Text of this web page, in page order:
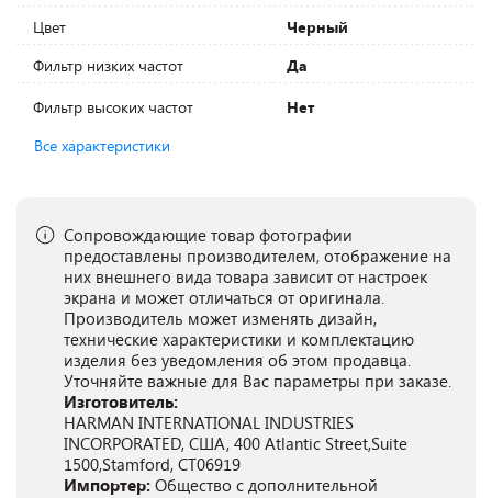
Цвет
Черный
Фильтр низких частот
Да
Фильтр высоких частот
Нет
Все характеристики
Сопровождающие товар фотографии
предоставлены производителем, отображение на
них внешнего вида товара зависит от настроек
экрана и может отличаться от оригинала.
Производитель может изменять дизайн,
технические характеристики и комплектацию
изделия без уведомления об этом продавца.
Уточняйте важные для Вас параметры при заказе.
Изготовитель:
HARMAN INTERNATIONAL INDUSTRIES
INCORPORATED, США, 400 Atlantic Street,Suite
1500,Stamford, CT06919
Импортер: Общество с дополнительной